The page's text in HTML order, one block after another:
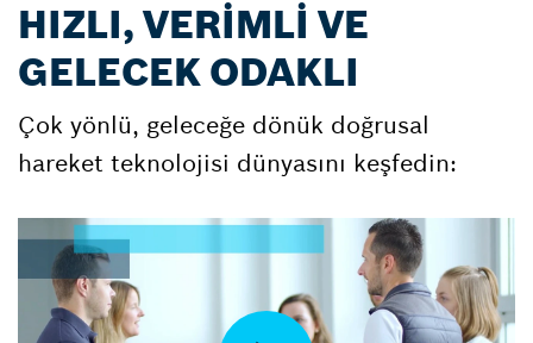
HIZLI, VERİMLİ VE
GELECEK ODAKLI
Çok yönlü, geleceğe dönük doğrusal
hareket teknolojisi dünyasını keşfedin: